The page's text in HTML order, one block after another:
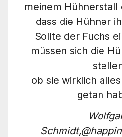
meinem Hühnerstall
dass die Hühner
Sollte der Fuchs
müssen sich die
ob sie wirklich
getan